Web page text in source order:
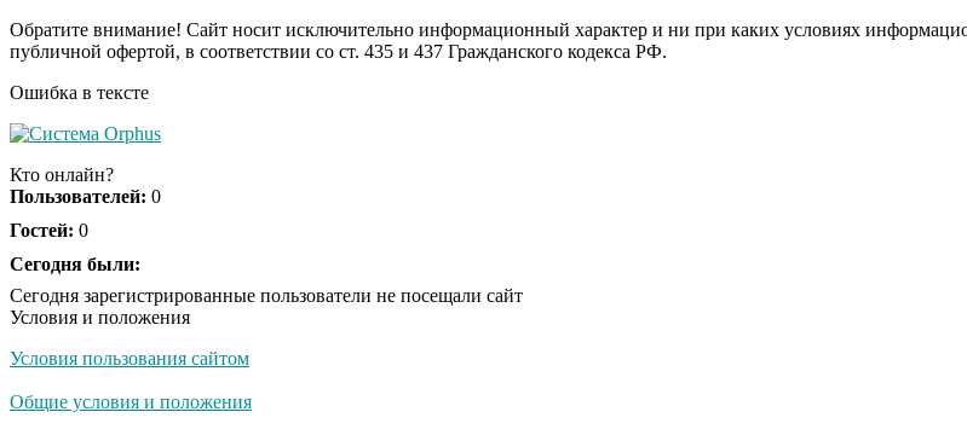
Обратите внимание! Сайт носит исключительно информационный характер и ни при каких условиях
публичной офертой, в соответствии со ст. 435 и 437 Гражданского кодекса РФ.
Ошибка в тексте
Кто онлайн?
Пользователей: 0
Гостей: 0
Сегодня были:
Сегодня зарегистрированные пользователи не посещали сайт
Условия и положения
Условия пользования сайтом
Общие условия и положения